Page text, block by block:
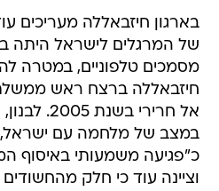
בארגון חיזבאללה מעריכים
של המרגלים לישראל היתה
מסמכים טלפוניים, במטרה
חיזבאללה ברצח ראש
אל חרירי
במצב של מלחמה עם
כ"פגיעה משמעותי באיסוף
וציינה עוד כי חלק